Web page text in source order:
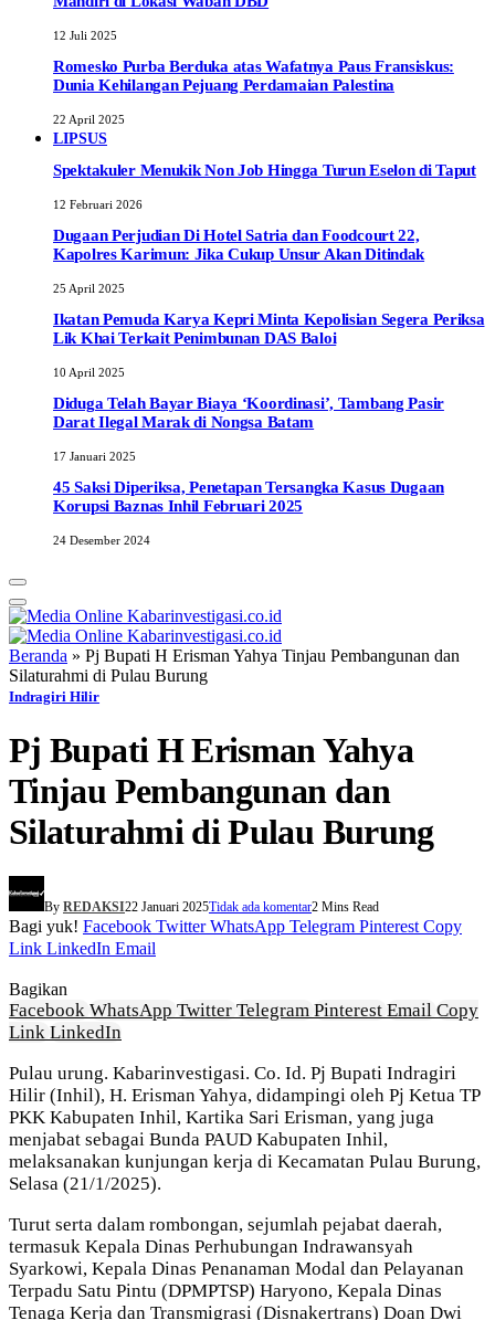
12 Juli 2025
Romesko Purba Berduka atas Wafatnya Paus Fransiskus:
Dunia Kehilangan Pejuang Perdamaian Palestina
22 April 2025
LIPSUS
Spektakuler Menukik Non Job Hingga Turun Eselon di Taput
12 Februari 2026
Dugaan Perjudian Di Hotel Satria dan Foodcourt 22,
Kapolres Karimun: Jika Cukup Unsur Akan Ditindak
25 April 2025
Ikatan Pemuda Karya Kepri Minta Kepolisian Segera Periksa
Lik Khai Terkait Penimbunan DAS Baloi
10 April 2025
Diduga Telah Bayar Biaya ‘Koordinasi’, Tambang Pasir
Darat Ilegal Marak di Nongsa Batam
17 Januari 2025
45 Saksi Diperiksa, Penetapan Tersangka Kasus Dugaan
Korupsi Baznas Inhil Februari 2025
24 Desember 2024
Beranda » Pj Bupati H Erisman Yahya Tinjau Pembangunan dan
Silaturahmi di Pulau Burung
Indragiri Hilir
Pj Bupati H Erisman Yahya
Tinjau Pembangunan dan
Silaturahmi di Pulau Burung
By REDAKSI22 Januari 2025Tidak ada komentar2 Mins Read
Bagi yuk! Facebook Twitter WhatsApp Telegram Pinterest Copy
Link LinkedIn Email
Bagikan
Facebook WhatsApp Twitter Telegram Pinterest Email Copy
Link LinkedIn
Pulau urung. Kabarinvestigasi. Co. Id. Pj Bupati Indragiri
Hilir (Inhil), H. Erisman Yahya, didampingi oleh Pj Ketua TP
PKK Kabupaten Inhil, Kartika Sari Erisman, yang juga
menjabat sebagai Bunda PAUD Kabupaten Inhil,
melaksanakan kunjungan kerja di Kecamatan Pulau Burung,
Selasa (21/1/2025).
Turut serta dalam rombongan, sejumlah pejabat daerah,
termasuk Kepala Dinas Perhubungan Indrawansyah
Syarkowi, Kepala Dinas Penanaman Modal dan Pelayanan
Terpadu Satu Pintu (DPMPTSP) Haryono, Kepala Dinas
Tenaga Kerja dan Transmigrasi (Disnakertrans) Doan Dwi